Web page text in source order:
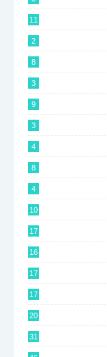
11
2
8
3
9
3
4
8
4
10
17
16
17
17
20
31